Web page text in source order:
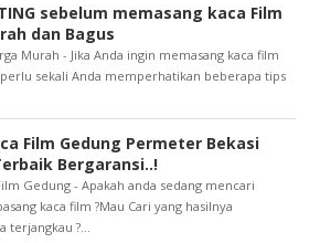
sebelum memasang kaca Film
dan Bagus
Murah - Jika Anda ingin memasang kaca film
sekali Anda memperhatikan beberapa tips
Film Gedung Permeter Bekasi
Bergaransi..!
Gedung - Apakah anda sedang mencari
kaca film ?Mau Cari yang hasilnya
?...